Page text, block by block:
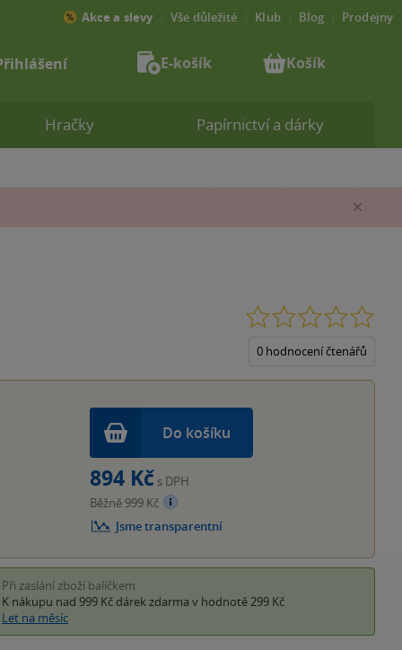
0 hodnocení čtenářů
Do košíku
894 Kč s DPH
Běžně 999 Kč
Jsme transparentní
Při zaslání zboží balíčkem
K nákupu nad 999 Kč dárek zdarma v hodnotě 299 Kč
Let na měsíc
Hračky Papírnictví a dárky
Akce a slevy Vše důležité Klub Blog Prodejny
E-košík Košík